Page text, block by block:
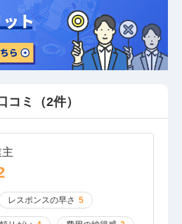
コミ（2件）
レスポンスの早さ 5